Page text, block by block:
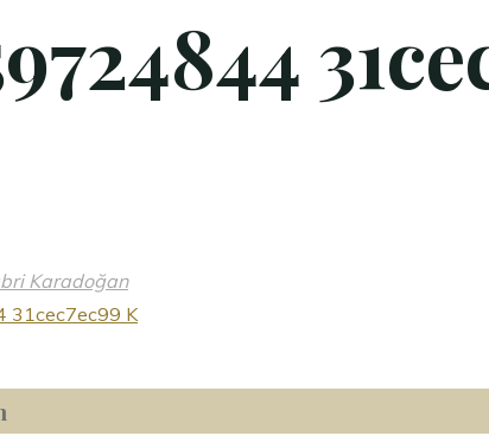
Karadoğan